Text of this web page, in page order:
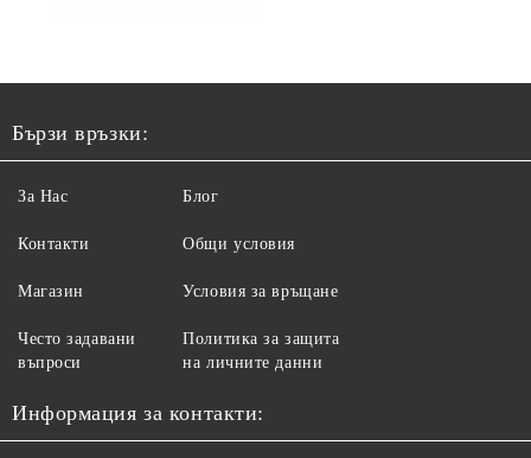
Бързи връзки:
За Нас
Контакти
Магазин
Често задавани
въпроси
Блог
Общи условия
Условия за връщане
Политика за защита
на личните данни
Информация за контакти: